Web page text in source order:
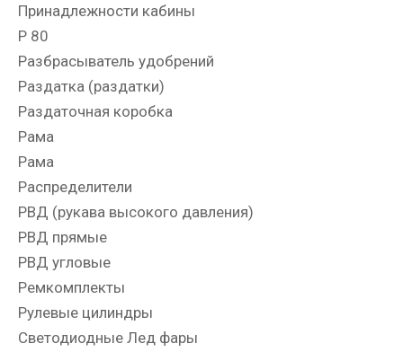
Принадлежности кабины
Р 80
Разбрасыватель удобрений
Раздатка (раздатки)
Раздаточная коробка
Рама
Рама
Распределители
РВД (рукава высокого давления)
РВД прямые
РВД угловые
Ремкомплекты
Рулевые цилиндры
Светодиодные Лед фары